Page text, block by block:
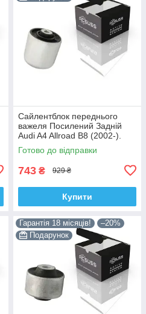
Сайлентблок переднього
важеля Посилений Задній
Audi A4 Allroad B8 (2002-).
Нижній. Корея ACSUSS!
4H0407183 , TD1247W ,
Готово до відправки
743 ₴ 929 ₴
Купити
Гарантія 18 місяців!
–20%
Подарунок